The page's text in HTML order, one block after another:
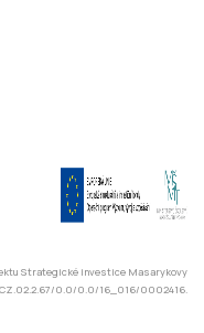
Strategické investice Masarykovy
0.0/0.0/16_016/0002416.